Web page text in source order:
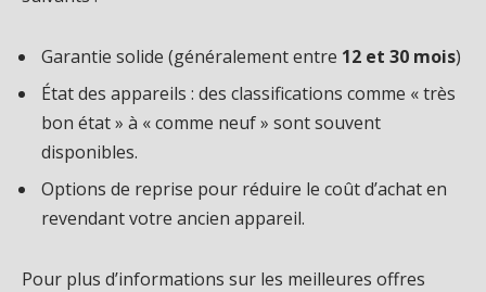
Garantie solide (généralement entre 12 et 30 mois)
État des appareils : des classifications comme « très
bon état » à « comme neuf » sont souvent
disponibles.
Options de reprise pour réduire le coût d’achat en
revendant votre ancien appareil.
Pour plus d’informations sur les meilleures offres